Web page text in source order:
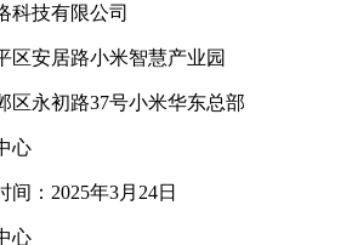
科技有限公司
区安居路小米智慧产业园
区永初路37号小米华东总部
心
间：2025年3月24日
心